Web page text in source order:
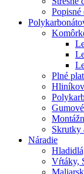
Popisné
Plné
Skrutky
Náradie
Vŕtáky,